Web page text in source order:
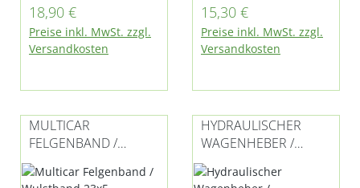
Regulärer Preis:
18,90 €
Preise inkl. MwSt. zzgl.
Versandkosten
M22, M24 und M25
Regulärer Preis:
15,30 €
Preise inkl. MwSt. zzgl.
Versandkosten
MULTICAR
FELGENBAND /
WULSTBAND 23X5
KOMPLETT SET (6 ST.)
HYDRAULISCHER
WAGENHEBER /
STEMPELWAGENHEB
ER 2T